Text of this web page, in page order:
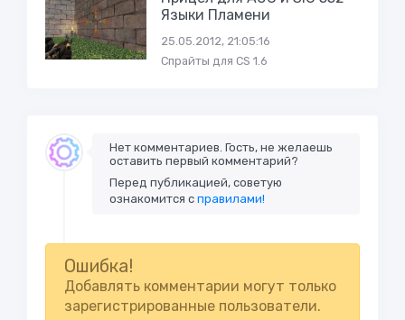
Языки Пламени
25.05.2012, 21:05:16
Спрайты для CS 1.6
Нет комментариев. Гость, не желаешь
оставить первый комментарий?
Перед публикацией, советую
ознакомится справилами!
Ошибка!
Добавлять комментарии могут только
зарегистрированные пользователи.